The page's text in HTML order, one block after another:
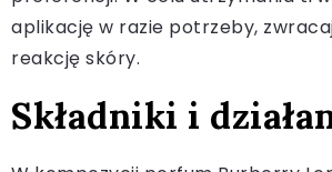
aplikację w razie potrzeby,
reakcję skóry.
Składniki i